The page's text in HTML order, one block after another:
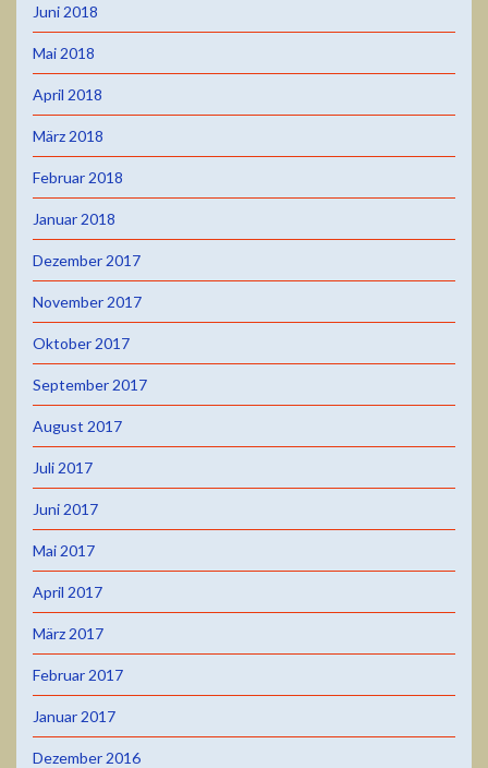
Juni 2018
Mai 2018
April 2018
März 2018
Februar 2018
Januar 2018
Dezember 2017
November 2017
Oktober 2017
September 2017
August 2017
Juli 2017
Juni 2017
Mai 2017
April 2017
März 2017
Februar 2017
Januar 2017
Dezember 2016